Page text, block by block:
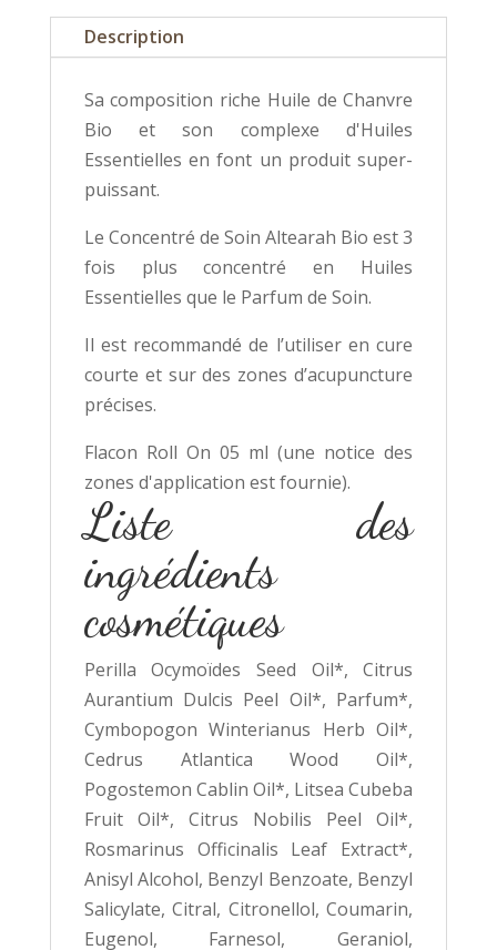
de
soin
Description
Sa composition riche Huile de Chanvre
Bio et son complexe d'Huiles
Essentielles en font un produit super-
puissant.
Le Concentré de Soin Altearah Bio est 3
fois plus concentré en Huiles
Essentielles que le Parfum de Soin.
Il est recommandé de l’utiliser en cure
courte et sur des zones d’acupuncture
précises.
Flacon Roll On 05 ml (une notice des
zones d'application est fournie).
Liste des
ingrédients
cosmétiques
Perilla Ocymoïdes Seed Oil*, Citrus
Aurantium Dulcis Peel Oil*, Parfum*,
Cymbopogon Winterianus Herb Oil*,
Cedrus Atlantica Wood Oil*,
Pogostemon Cablin Oil*, Litsea Cubeba
Fruit Oil*, Citrus Nobilis Peel Oil*,
Rosmarinus Officinalis Leaf Extract*,
Anisyl Alcohol, Benzyl Benzoate, Benzyl
Salicylate, Citral, Citronellol, Coumarin,
Eugenol, Farnesol, Geraniol,